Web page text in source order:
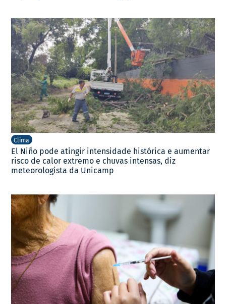
Clima
El Niño pode atingir intensidade histórica e aumentar
risco de calor extremo e chuvas intensas, diz
meteorologista da Unicamp